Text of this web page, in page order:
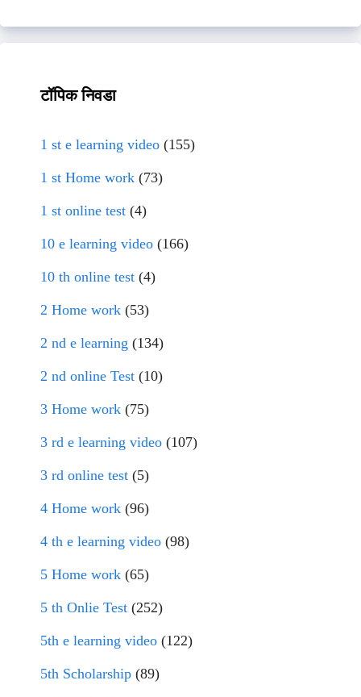
टॉपिक निवडा
1 st e learning video (155)
1 st Home work (73)
1 st online test (4)
10 e learning video (166)
10 th online test (4)
2 Home work (53)
2 nd e learning (134)
2 nd online Test (10)
3 Home work (75)
3 rd e learning video (107)
3 rd online test (5)
4 Home work (96)
4 th e learning video (98)
5 Home work (65)
5 th Onlie Test (252)
5th e learning video (122)
5th Scholarship (89)